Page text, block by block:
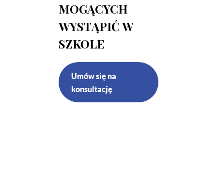
MOGĄCYCH
WYSTĄPIĆ W
SZKOLE
Umów się na
konsultację